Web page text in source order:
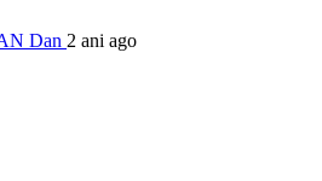
Dan 2 ani ago